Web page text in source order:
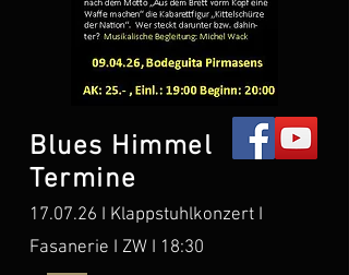
Blues Himmel
Termine
17.07.26 I Klappstuhlkonzert I
Fasanerie I ZW I 18:30